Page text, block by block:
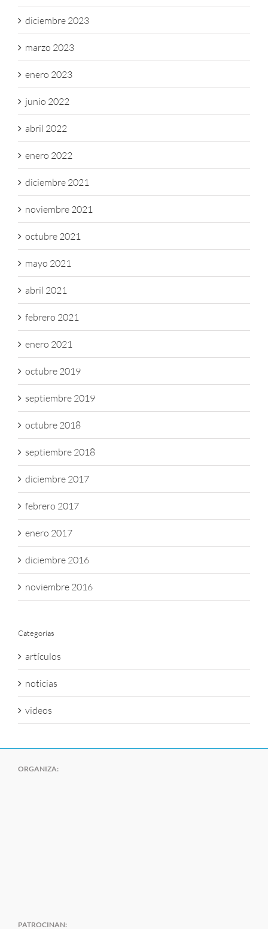
diciembre 2023
marzo 2023
enero 2023
junio 2022
abril 2022
enero 2022
diciembre 2021
noviembre 2021
octubre 2021
mayo 2021
abril 2021
febrero 2021
enero 2021
octubre 2019
septiembre 2019
octubre 2018
septiembre 2018
diciembre 2017
febrero 2017
enero 2017
diciembre 2016
noviembre 2016
Categorías
artículos
noticias
videos
ORGANIZA:
PATROCINAN: